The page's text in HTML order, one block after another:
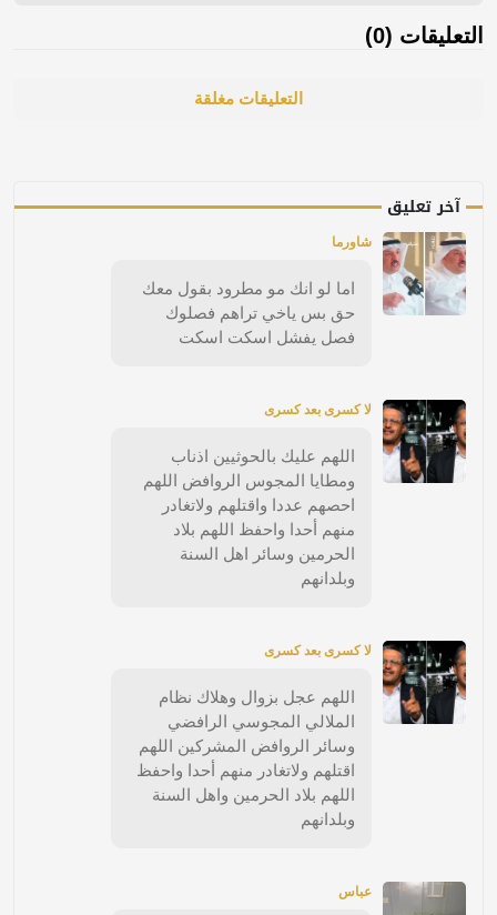
التعليقات (0)
التعليقات مغلقة
آخر تعليق
شاورما
اما لو انك مو مطرود بقول معك
حق بس ياخي تراهم فصلوك
فصل يفشل اسكت اسكت
لا كسرى بعد كسرى
اللهم عليك بالحوثيين اذناب
ومطايا المجوس الروافض اللهم
احصهم عددا واقتلهم ولاتغادر
منهم أحدا واحفظ اللهم بلاد
الحرمين وسائر اهل السنة
وبلدانهم
لا كسرى بعد كسرى
اللهم عجل بزوال وهلاك نظام
الملالي المجوسي الرافضي
وسائر الروافض المشركين اللهم
اقتلهم ولاتغادر منهم أحدا واحفظ
اللهم بلاد الحرمين واهل السنة
وبلدانهم
عباس